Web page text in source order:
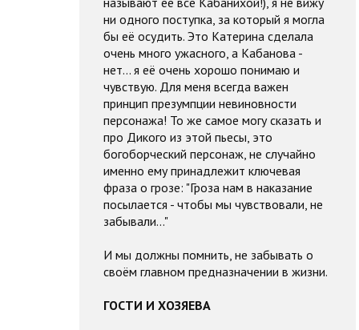
ни одного поступка, за который я могла
бы её осудить. Это Катерина сделала
очень много ужасного, а Кабанова -
нет... я её очень хорошо понимаю и
чувствую. Для меня всегда важен
принцип презумпции невиновности
персонажа! То же самое могу сказать и
про Дикого из этой пьесы, это
богоборческий персонаж, не случайно
именно ему принадлежит ключевая
фраза о грозе: "Гроза нам в наказание
посылается - чтобы мы чувствовали, не
забывали..."
И мы должны помнить, не забывать о
своём главном предназначении в жизни.
ГОСТИ И ХОЗЯЕВА